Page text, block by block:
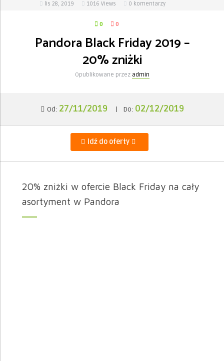
lis 28, 2019 1016 Views 0 komentarzy
0 0
Pandora Black Friday 2019 –
20% zniżki
Opublikowane przez admin
Od: 27/11/2019 | Do: 02/12/2019
Idź do oferty
20% zniżki w ofercie Black Friday na cały
asortyment w Pandora